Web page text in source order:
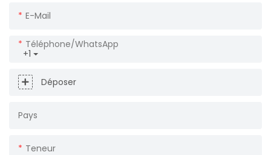
E-Mail
+1
Téléphone/WhatsApp
Déposer
Pays
Teneur